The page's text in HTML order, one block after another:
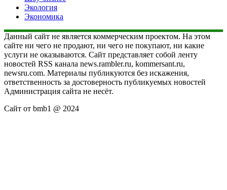
Экология
Экономика
Данный сайт не является коммерческим проектом. На этом
сайте ни чего не продают, ни чего не покупают, ни какие
услуги не оказываются. Сайт представляет собой ленту
новостей RSS канала news.rambler.ru, kommersant.ru,
newsru.com. Материалы публикуются без искажения,
ответственность за достоверность публикуемых новостей
Администрация сайта не несёт.
Сайт от bmb1 @ 2024